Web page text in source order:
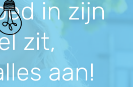
in zijn
zit,
aan!